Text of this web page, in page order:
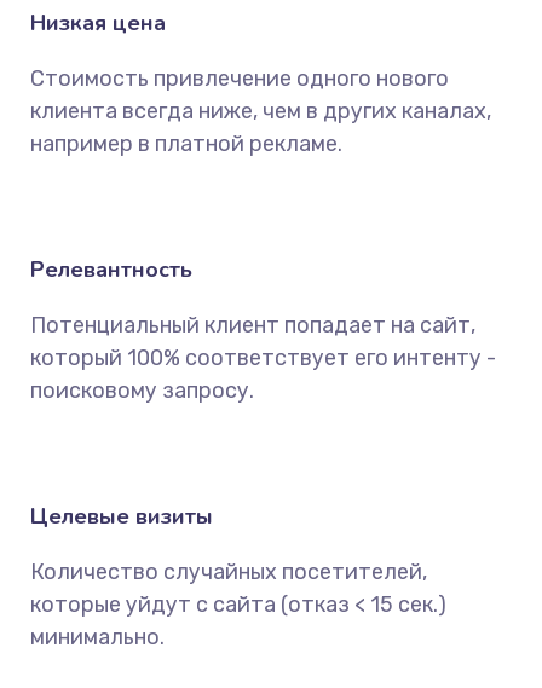
Низкая цена
Стоимость привлечение одного нового
клиента всегда ниже, чем в других каналах,
например в платной рекламе.
Релевантность
Потенциальный клиент попадает на сайт,
который 100% соответствует его интенту -
поисковому запросу.
Целевые визиты
Количество случайных посетителей,
которые уйдут с сайта (отказ < 15 сек.)
минимально.